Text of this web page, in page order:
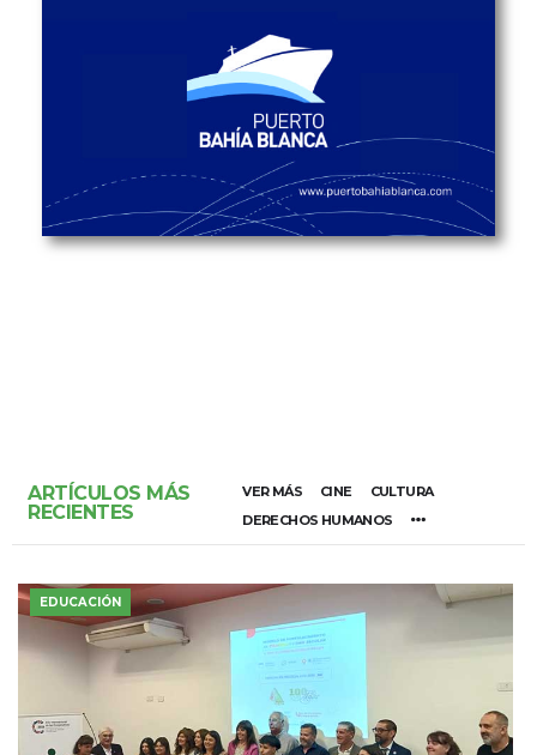
ARTÍCULOS MÁS
RECIENTES
VER MÁS CINE
CULTURA
DERECHOS HUMANOS
EDUCACIÓN